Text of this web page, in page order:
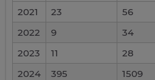
2021
23
56
2022
9
34
2023
11
28
2024
395
1509